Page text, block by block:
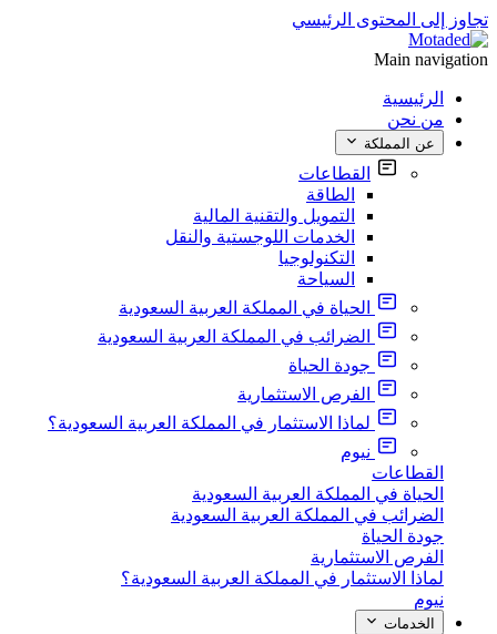
تجاوز إلى المحتوى الرئيسي
Main navigation
الرئيسية
من نحن
عن المملكة
القطاعات
الطاقة
التمويل والتقنية المالية
الخدمات اللوجستية والنقل
التكنولوجيا
السياحة
الحياة في المملكة العربية السعودية
الضرائب في المملكة العربية السعودية
جودة الحياة
الفرص الاستثمارية
لماذا الاستثمار في المملكة العربية السعودية؟
نيوم
القطاعات
الحياة في المملكة العربية السعودية
الضرائب في المملكة العربية السعودية
جودة الحياة
الفرص الاستثمارية
لماذا الاستثمار في المملكة العربية السعودية؟
نيوم
الخدمات